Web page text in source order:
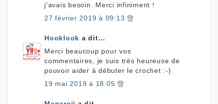
j'avais besoin. Merci infiniment !
27 février 2019 à 09:13
Hooklook a dit…
Merci beaucoup pour vos
commentaires, je suis très heureuse de
pouvoir aider à débuter le crochet :-)
19 mai 2019 à 18:05